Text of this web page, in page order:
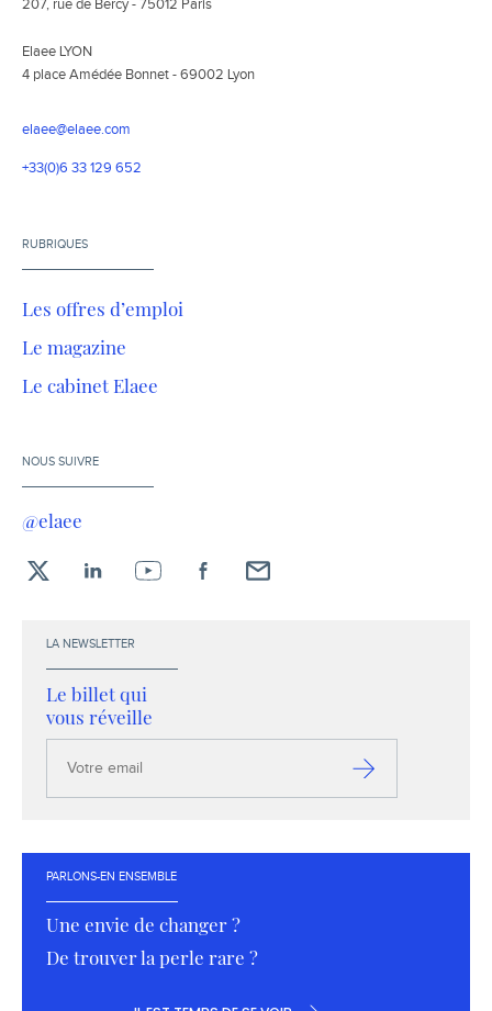
207, rue de Bercy - 75012 Paris
Elaee LYON
4 place Amédée Bonnet - 69002 Lyon
elaee@elaee.com
+33(0)6 33 129 652
RUBRIQUES
Les offres d’emploi
Le magazine
Le cabinet Elaee
NOUS SUIVRE
@elaee
LA NEWSLETTER
Le billet qui
vous réveille
email
S’inscrire
PARLONS-EN ENSEMBLE
Une envie de changer ?
De trouver la perle rare ?